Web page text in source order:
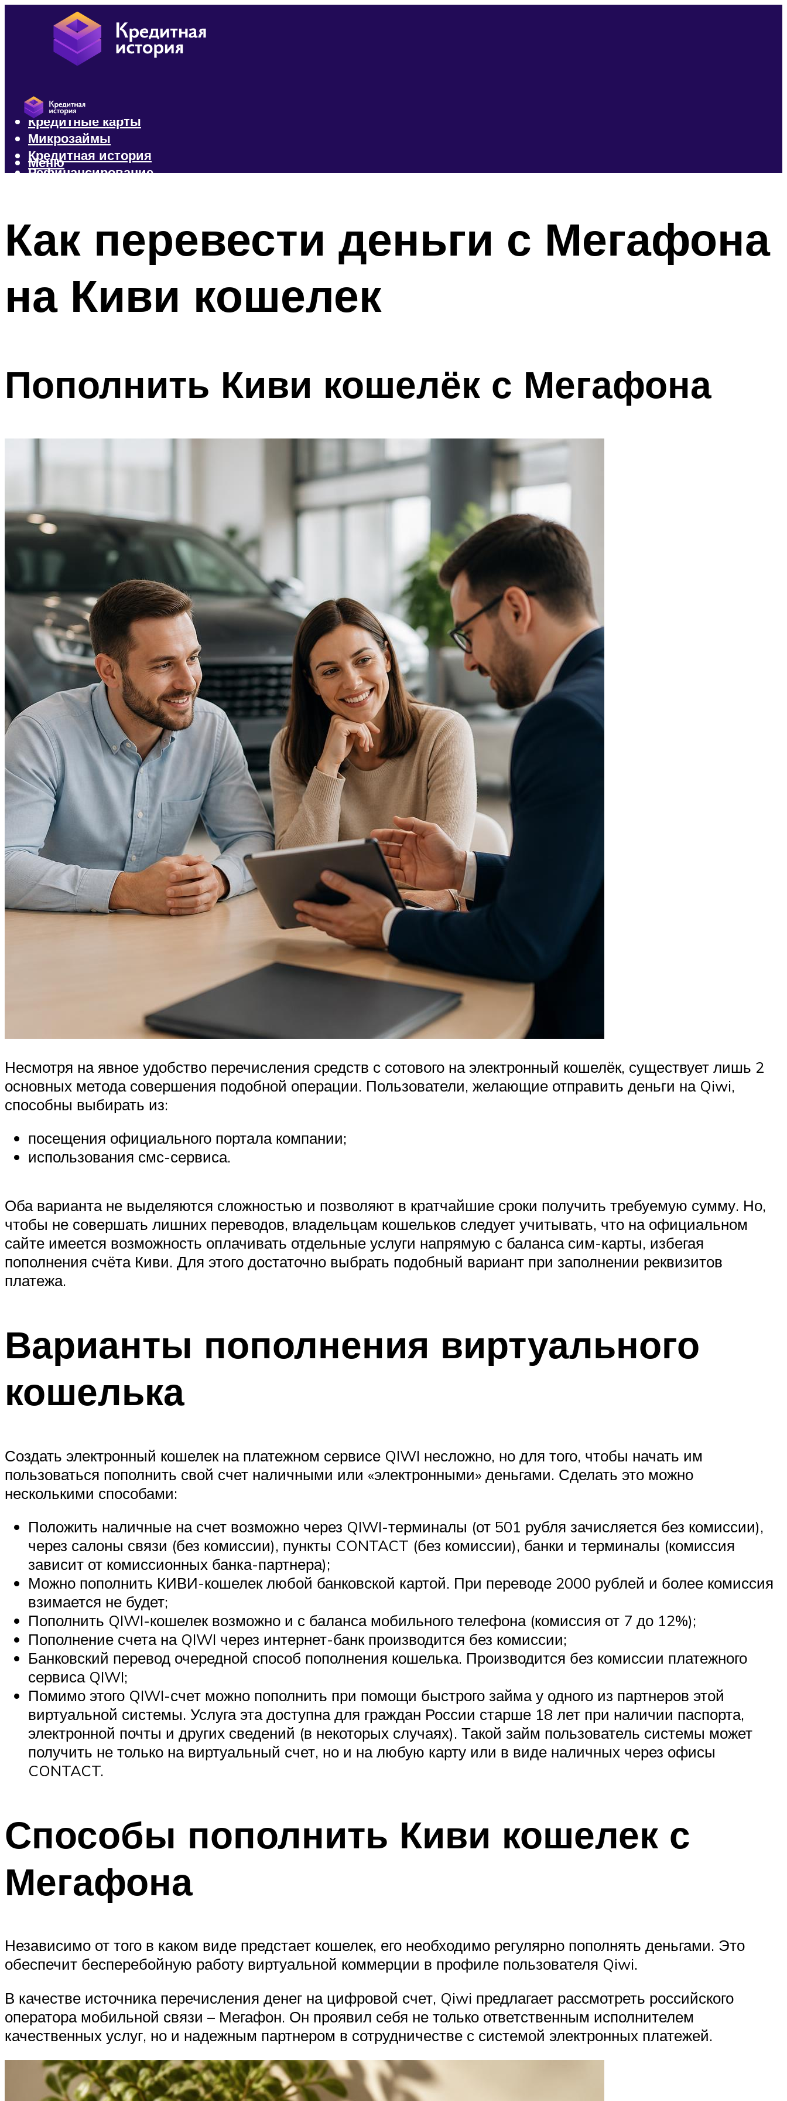
Кредиты
Кредитные карты
Микрозаймы
Кредитная история
Рефинансирование
Меню
Как перевести деньги с Мегафона
на Киви кошелек
Пополнить Киви кошелёк с Мегафона
Несмотря на явное удобство перечисления средств с сотового на электронный кошелёк, существует лишь 2
основных метода совершения подобной операции. Пользователи, желающие отправить деньги на Qiwi,
способны выбирать из:
посещения официального портала компании;
использования смс-сервиса.
Оба варианта не выделяются сложностью и позволяют в кратчайшие сроки получить требуемую сумму. Но,
чтобы не совершать лишних переводов, владельцам кошельков следует учитывать, что на официальном
сайте имеется возможность оплачивать отдельные услуги напрямую с баланса сим-карты, избегая
пополнения счёта Киви. Для этого достаточно выбрать подобный вариант при заполнении реквизитов
платежа.
Варианты пополнения виртуального
кошелька
Создать электронный кошелек на платежном сервисе QIWI несложно, но для того, чтобы начать им
пользоваться пополнить свой счет наличными или «электронными» деньгами. Сделать это можно
несколькими способами:
Положить наличные на счет возможно через QIWI-терминалы (от 501 рубля зачисляется без комиссии),
через салоны связи (без комиссии), пункты CONTACT (без комиссии), банки и терминалы (комиссия
зависит от комиссионных банка-партнера);
Можно пополнить КИВИ-кошелек любой банковской картой. При переводе 2000 рублей и более комиссия
взимается не будет;
Пополнить QIWI-кошелек возможно и с баланса мобильного телефона (комиссия от 7 до 12%);
Пополнение счета на QIWI через интернет-банк производится без комиссии;
Банковский перевод очередной способ пополнения кошелька. Производится без комиссии платежного
сервиса QIWI;
Помимо этого QIWI-счет можно пополнить при помощи быстрого займа у одного из партнеров этой
виртуальной системы. Услуга эта доступна для граждан России старше 18 лет при наличии паспорта,
электронной почты и других сведений (в некоторых случаях). Такой займ пользователь системы может
получить не только на виртуальный счет, но и на любую карту или в виде наличных через офисы
CONTACT.
Способы пополнить Киви кошелек с
Мегафона
Независимо от того в каком виде предстает кошелек, его необходимо регулярно пополнять деньгами. Это
обеспечит бесперебойную работу виртуальной коммерции в профиле пользователя Qiwi.
В качестве источника перечисления денег на цифровой счет, Qiwi предлагает рассмотреть российского
оператора мобильной связи – Мегафон. Он проявил себя не только ответственным исполнителем
качественных услуг, но и надежным партнером в сотрудничестве с системой электронных платежей.